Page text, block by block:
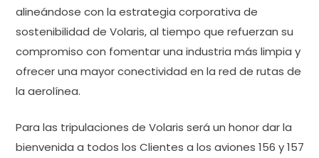
alineándose con la estrategia corporativa de
sostenibilidad de Volaris, al tiempo que refuerzan su
compromiso con fomentar una industria más limpia y
ofrecer una mayor conectividad en la red de rutas de
la aerolínea.
Para las tripulaciones de Volaris será un honor dar la
bienvenida a todos los Clientes a los aviones 156 y 157